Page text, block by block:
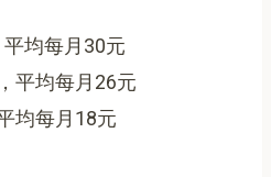
均每月30元
平均每月26元
均每月18元